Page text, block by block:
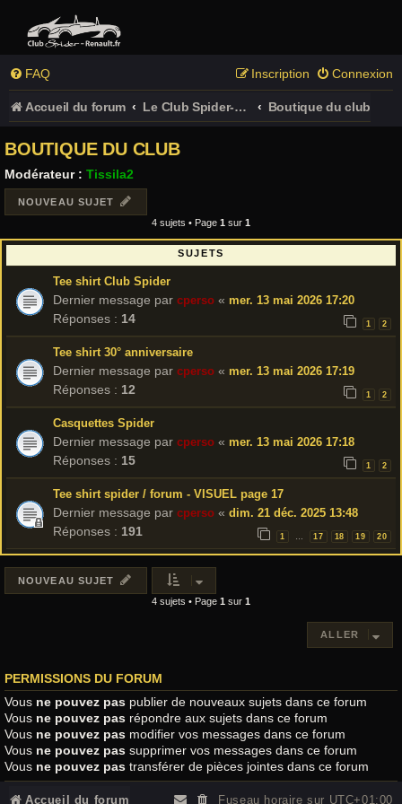
FAQ Connexion
Inscription
Accueil du forum Le Club Spider-Renault.fr Boutique du club
BOUTIQUE DU CLUB
Modérateur : Tissila2
NOUVEAU SUJET
4 sujets • Page 1 sur 1
SUJETS
Tee shirt Club Spider
Dernier message par cperso « mer. 13 mai 2026 17:20
Réponses : 14 1 2
Tee shirt 30° anniversaire
Dernier message par cperso « mer. 13 mai 2026 17:19
Réponses : 12 1 2
Casquettes Spider
Dernier message par cperso « mer. 13 mai 2026 17:18
Réponses : 15 1 2
Tee shirt spider / forum - VISUEL page 17
Dernier message par cperso « dim. 21 déc. 2025 13:48
Réponses : 191 1 … 17 18 19 20
NOUVEAU SUJET
4 sujets • Page 1 sur 1
ALLER
PERMISSIONS DU FORUM
Vous ne pouvez pas publier de nouveaux sujets dans ce forum
Vous ne pouvez pas répondre aux sujets dans ce forum
Vous ne pouvez pas modifier vos messages dans ce forum
Vous ne pouvez pas supprimer vos messages dans ce forum
Vous ne pouvez pas transférer de pièces jointes dans ce forum
Accueil du forum Fuseau horaire sur UTC+01:00